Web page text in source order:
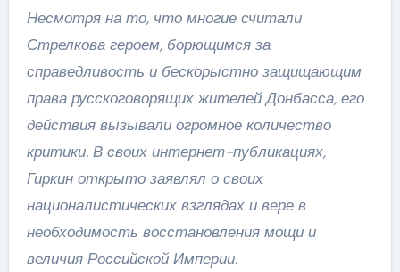
Несмотря на то, что многие считали
Стрелкова героем, борющимся за
справедливость и бескорыстно защищающим
права русскоговорящих жителей Донбасса, его
действия вызывали огромное количество
критики. В своих интернет-публикациях,
Гиркин открыто заявлял о своих
националистических взглядах и вере в
необходимость восстановления мощи и
величия Российской Империи.